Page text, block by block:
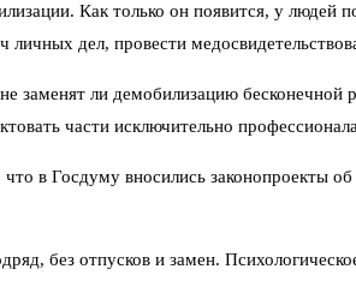
Как только он появится, у людей
дел, провести
заменят ли демобилизацию
части исключительно
в Госдуму вносились законопроекты
без отпусков и замен.